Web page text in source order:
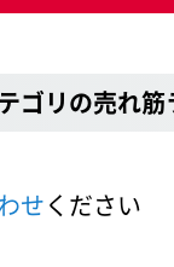
ゴリの売れ
せください